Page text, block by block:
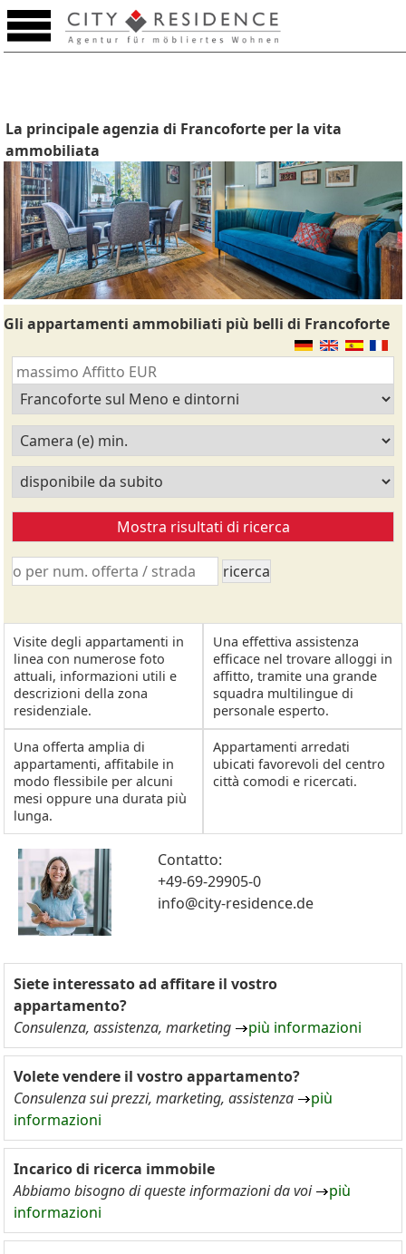
La principale agenzia di Francoforte per la vita
ammobiliata
Gli appartamenti ammobiliati più belli di Francoforte
Visite degli appartamenti in
linea con numerose foto
attuali, informazioni utili e
descrizioni della zona
residenziale.
Una effettiva assistenza
efficace nel trovare alloggi in
affitto, tramite una grande
squadra multilingue di
personale esperto.
Una offerta amplia di
appartamenti, affitabile in
modo flessibile per alcuni
mesi oppure una durata più
lunga.
Appartamenti arredati
ubicati favorevoli del centro
città comodi e ricercati.
Contatto:
+49-69-29905-0
info@city-residence.de
Siete interessato ad affitare il vostro
appartamento?
Consulenza, assistenza, marketing
più informazioni
Volete vendere il vostro appartamento?
Consulenza sui prezzi, marketing, assistenza
più
informazioni
Incarico di ricerca immobile
Abbiamo bisogno di queste informazioni da voi
più
informazioni